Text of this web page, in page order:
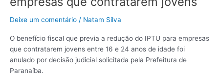
Deixe um comentário / Natam Silva
O benefício fiscal que previa a redução do IPTU para empresas
que contratarem jovens entre 16 e 24 anos de idade foi
anulado por decisão judicial solicitada pela Prefeitura de
Paranaíba.